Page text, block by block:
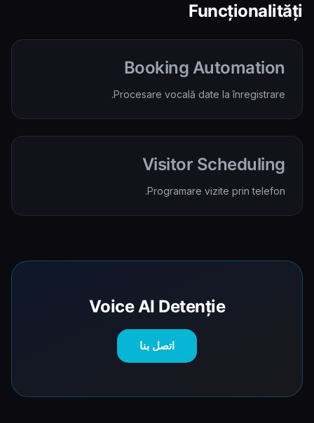
Funcționalități
Booking Automation
Procesare vocală date la înregistrare.
Visitor Scheduling
Programare vizite prin telefon.
Voice AI Detenție
اتصل بنا